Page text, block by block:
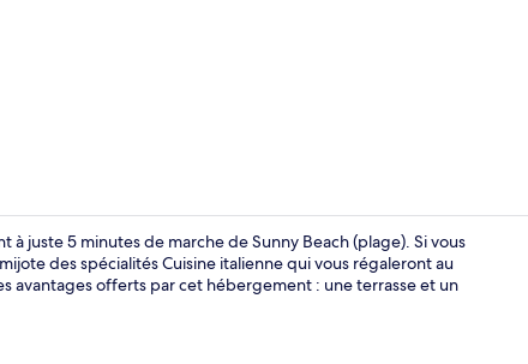
juste 5 minutes de marche de Sunny Beach (plage). Si vous
des spécialités Cuisine italienne qui vous régaleront au
avantages offerts par cet hébergement : une terrasse et un